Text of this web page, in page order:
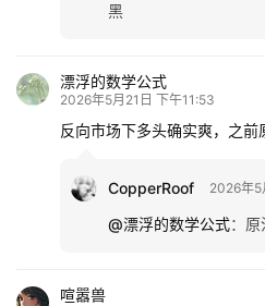
黑
漂浮的数学公式
2026年5月21日 下午11:53
反向市场下多头确实爽，之前
CopperRoof 2026年5
@漂浮的数学公式： 原
喧嚣兽